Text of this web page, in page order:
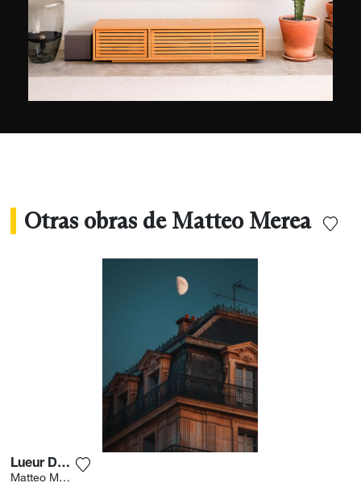
porque cada visita le brinda una imagen
diferente. Formado en fotografía analógica antes
de pasarse a la digital, trabaja sin retoques
excesivos, esforzándose por capturar la
permite compartir una emoción al instante, sin
Otras obras de Matteo Merea
Lueur Du Soir
Matteo Merea